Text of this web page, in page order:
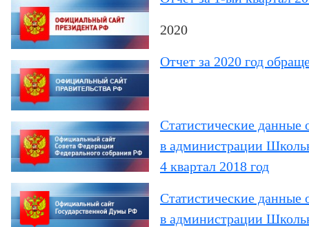
2020
Отчет за 2020 год
Статистические данные
в администрации
4 квартал 2018 год
Статистические данные
в администрации